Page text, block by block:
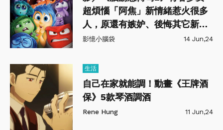
超煩惱「阿焦」新情緒惹火很多
人，原還有嫉妒、後悔其它新角
色
影憶小腦袋 14 Jun,24
生活
自己在家就能調！動畫《王牌酒
保》5款琴酒調酒
Rene Hung 11 Jun,24